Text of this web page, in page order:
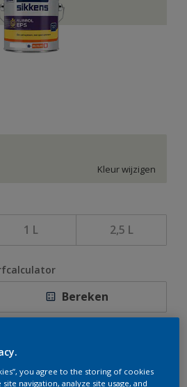
Kleur wijzigen
1 L 2,5 L
Bereken
mogelijk dit product online
website in de gaten, we werken
aan te vullen.
you agree to the storing of cookies
navigation, analyze site usage, and